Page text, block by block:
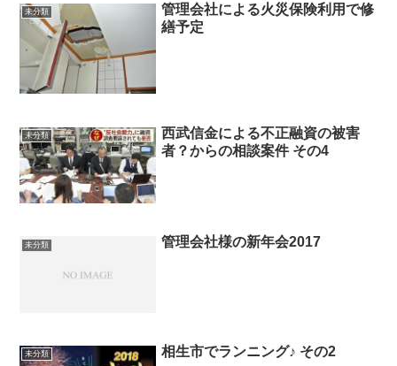
未分類
管理会社による火災保険利用で修
繕予定
未分類
西武信金による不正融資の被害
者？からの相談案件 その4
未分類 管理会社様の新年会2017
未分類 相生市でランニング♪ その2